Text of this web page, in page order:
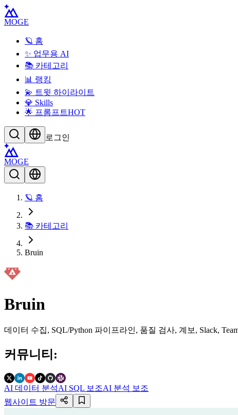
MOGE
🪐 홈
✨ 업무용 AI
📚 카테고리
📊 랭킹
💫 트윗 하이라이트
💎 Skills
🌟 프롬프트HOT
로그인
MOGE
🪐 홈
📚 카테고리
Bruin
Bruin
데이터 수집, SQL/Python 파이프라인, 품질 검사, 계보, Slack,
커뮤니티 :
AI 데이터 분석AI SQL 보조AI 분석 보조
웹사이트 방문